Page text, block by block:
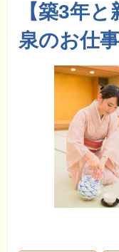
【築3年
泉のお仕事